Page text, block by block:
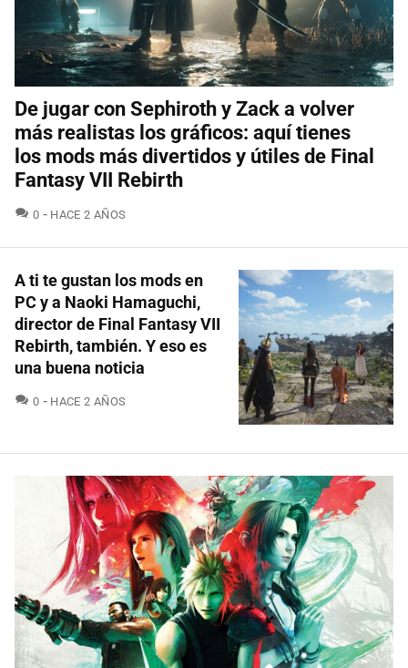
De jugar con Sephiroth y Zack a volver
más realistas los gráficos: aquí tienes
los mods más divertidos y útiles de Final
Fantasy VII Rebirth
0 COMENTARIOS
HACE 2 AÑOS
A ti te gustan los mods en
PC y a Naoki Hamaguchi,
director de Final Fantasy VII
Rebirth, también. Y eso es
una buena noticia
0 COMENTARIOS
HACE 2 AÑOS